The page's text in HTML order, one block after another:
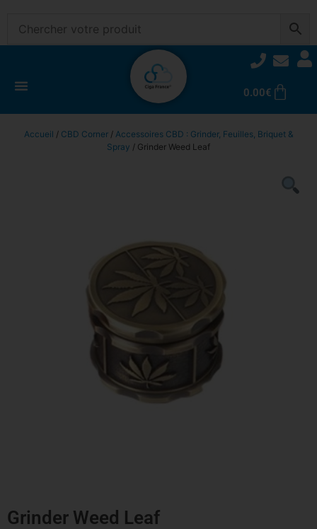
0.00€
Accueil / CBD Corner/ Accessoires CBD : Grinder, Feuilles, Briquet &
Spray / Grinder Weed Leaf
Grinder Weed Leaf